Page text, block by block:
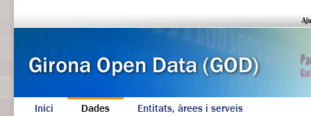
Inici Dades Entitats, àrees i serveis